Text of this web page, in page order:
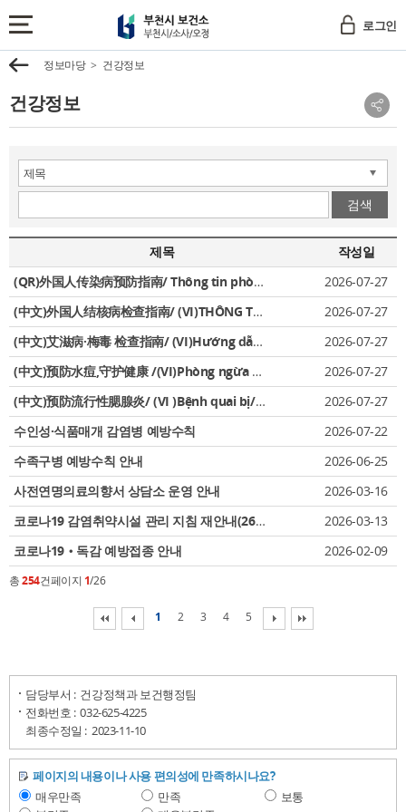
부
천
시
보
부
/
소
사
오
정
로그인
전
체
메
보
기
이
정보마당 건강정보
건강정보
소
셜
워
공
유
기
검색
제목
작성일
(QR)外国人传染病预防指南/ Thông tin phòng ngừa bệnh truyền
2026-07-27
(中文)外国人结核病检查指南/ (VI)THÔNG TIN VỀ KHÁM SÀNG
2026-07-27
(中文)艾滋病·梅毒 检查指南/ (VI)Hướng dẫn xét nghiệm HIV và
2026-07-27
(中文)预防水痘,守护健康 /(VI)Phòng ngừa bệnh thủy đậu /2026-07-27
(中文)预防流行性腮腺炎/ (VI )Bệnh quai bị/ (EN)Let's Prevent
2026-07-27
수인성·식품매개 감염병 예방수칙
2026-07-22
수족구병 예방수칙 안내
2026-06-25
사전연명의료의향서 상담소 운영 안내
2026-03-16
코로나19 감염취약시설 관리 지침 재안내(26.3.)
2026-03-13
코로나19‧독감 예방접종 안내
2026-02-09
총254건페이지 1/26
1 2 3 4 5
담당부서 : 건강정책과 보건행정팀
전화번호 : 032-625-4225
최종수정일 : 2023-11-10
페이지의 내용이나 사용 편의성에 만족하시나요?
매우만족
만족
보통